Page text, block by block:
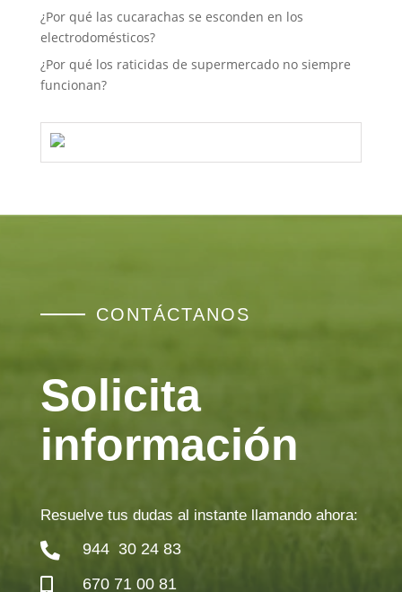
¿Por qué las cucarachas se esconden en los
electrodomésticos?
¿Por qué los raticidas de supermercado no siempre
funcionan?
CONTÁCTANOS
Solicita
información
Resuelve tus dudas al instante llamando ahora:
 944 30 24 83
 670 71 00 81